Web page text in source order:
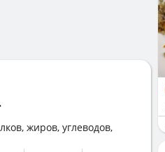
.
жиров, углеводов,